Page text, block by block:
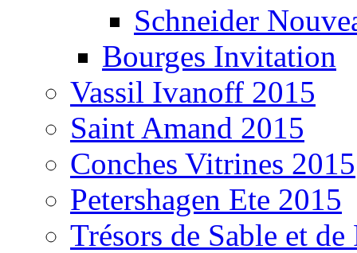
Schneider
Bourges Invitation
Vassil Ivanoff 2015
Saint Amand 2015
Conches Vitrines 2015
Petershagen Ete 2015
Trésors de Sable et de